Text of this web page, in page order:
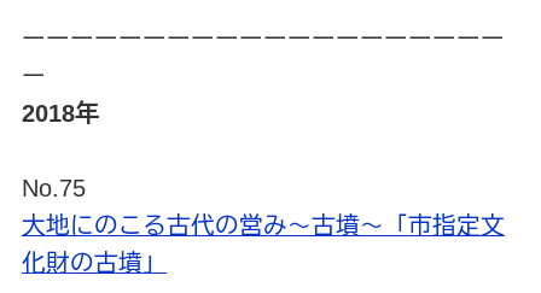
ーーーーーーーーーーーーーーーーーーーー
ー
2018年
No.75
大地にのこる古代の営み～古墳～「市指定文
化財の古墳」